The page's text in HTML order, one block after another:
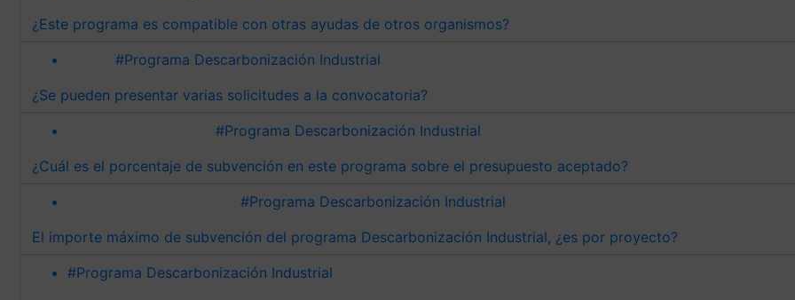
¿Este programa es compatible con otras ayudas de otros organismos?
#Programa Descarbonización Industrial
¿Se pueden presentar varias solicitudes a la convocatoria?
#Programa Descarbonización Industrial
¿Cuál es el porcentaje de subvención en este programa sobre el presupuesto aceptado?
#Programa Descarbonización Industrial
El importe máximo de subvención del programa Descarbonización Industrial, ¿es por proyecto?
#Programa Descarbonización Industrial